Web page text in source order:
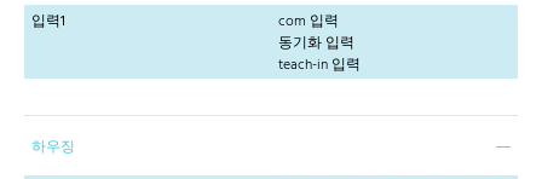
입력1
com 입력
동기화 입력
teach-in 입력
하우징